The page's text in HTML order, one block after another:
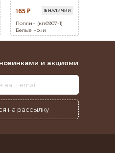
165 ₽ В НАЛИЧИИ
Поплин (кпб907-1)
Белые ночи
и акциями